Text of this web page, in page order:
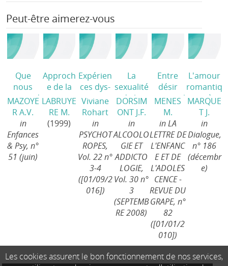
Peut-être aimerez-vous
Que
nous
apprend
le déni
de
grossess
e sur
l’investis
sement
MAZOYE
R A.V.
in
Enfances
& Psy, n°
51 (juin)
Approch
e de la
vie
sexuelle
de treize
LABRUYE
RE M.
(1999)
Expérien
ces dys-
incarnan
tes et
addiction
s au
féminin
Viviane
Rohart
in
PSYCHOT
ROPES,
Vol. 22 n°
3-4
([01/09/2
016])
La
sexualité
de la
femme
alcoolod
épendan
te/
DORSIM
ONT J.F.
in
ALCOOLO
GIE ET
ADDICTO
LOGIE,
Vol. 30 n°
3
(SEPTEMB
RE 2008)
Entre
désir
maternel
et projet
paternel
…, quelle
place
pour le
petit
prince ?
Lecture
des
«Notes
sur
l’enfant»
de
Jacques
MENES
M.
in LA
LETTRE DE
L'ENFANC
E ET DE
L'ADOLES
CENCE -
REVUE DU
GRAPE, n°
82
([01/01/2
010])
L'amour
romantiq
ue à
l'épreuve
d'Interne
t/
MARQUE
T J.
in
Dialogue,
n° 186
(décembr
e)
Les cookies assurent le bon fonctionnement de nos services,